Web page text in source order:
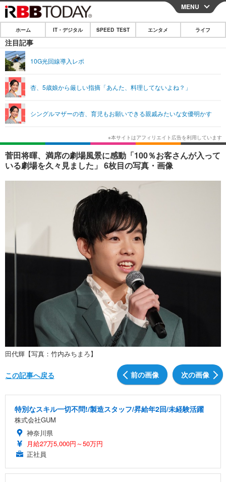
CLOSE
ホーム
IT・デジタル
ショッピング その他
SPEED TEST
エンタメ
エンタメTOP 映画・ドラマ
韓国・芸能
音楽 スポーツ
ライフ
ライフTOP グルメ
ペット ショッピング
その他
リリース一覧
プッシュ通知の停止方法
MENU
ホーム IT・デジタル SPEED TEST エンタメ ライフ
注目記事
10G光回線導入レポ
杏、5歳娘から厳しい指摘「あんた、料理してないよね？」
シングルマザーの杏、育児もお願いできる親戚みたいな女優明かす
菅田将暉、満席の劇場風景に感動「100％お客さんが入って
いる劇場を久々見ました」 6枚目の写真・画像
田代輝【写真：竹内みちまろ】
前の画像 次の画像
この記事へ戻る
特別なスキル一切不問!/製造スタッフ/昇給年2回/未経験活躍
株式会社GUM
神奈川県
月給27万5,000円～50万円
正社員